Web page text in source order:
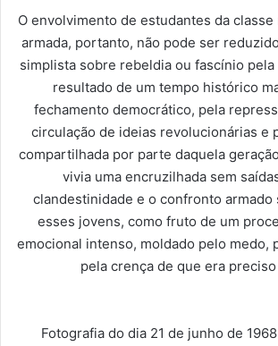
O envolvimento de estudantes da classe
armada, portanto, não pode ser
simplista sobre rebeldia ou fascínio
resultado de um tempo histórico
fechamento democrático, pela
circulação de ideias revolucionárias e
compartilhada por parte daquela
vivia uma encruzilhada sem
clandestinidade e o confronto armado
esses jovens, como fruto de um
emocional intenso, moldado pelo medo,
pela crença de que era
Fotografia do dia 21 de junho de